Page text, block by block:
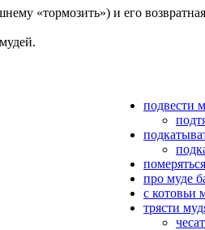
«тормозить») и его
подвести
про муде
с котовьи
трясти